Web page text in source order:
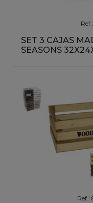
SET 3 CAJAS
SEASONS